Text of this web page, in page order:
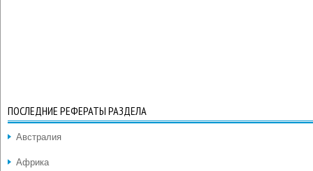
ПОСЛЕДНИЕ РЕФЕРАТЫ РАЗДЕЛА
Австралия
Африка